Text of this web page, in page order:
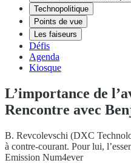
Technopolitique
Points de vue
Les faiseurs
Défis
Agenda
Kiosque
L’importance de
Rencontre avec
B. Revcolevschi (DXC
à contre-courant. Pour lui,
Emission Num4ever